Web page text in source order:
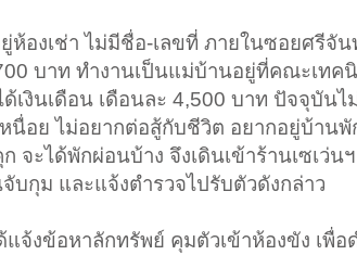
ห้องเช่า ไม่มีชื่อ-เลขที่ ภายในซอยศรีจั
บาท ทำงานเป็นแม่บ้านอยู่ที่คณะเทค
เงินเดือน เดือนละ 4,500 บาท ปัจจุบัน
นื่อย ไม่อยากต่อสู้กับชีวิต อยากอยู่บ้าน
จะได้พักผ่อนบ้าง จึงเดินเข้าร้านเซเว่น
กุม และแจ้งตำรวจไปรับตัวดังกล่าว
จ้งข้อหาลักทรัพย์ คุมตัวเข้าห้องขัง เพื่